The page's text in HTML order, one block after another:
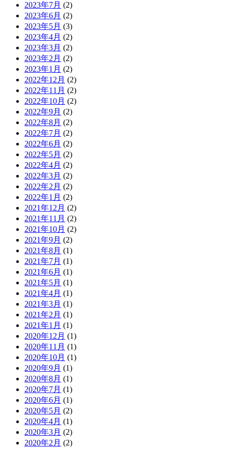
2023年7月 (2)
2023年6月 (2)
2023年5月 (3)
2023年4月 (2)
2023年3月 (2)
2023年2月 (2)
2023年1月 (2)
2022年12月 (2)
2022年11月 (2)
2022年10月 (2)
2022年9月 (2)
2022年8月 (2)
2022年7月 (2)
2022年6月 (2)
2022年5月 (2)
2022年4月 (2)
2022年3月 (2)
2022年2月 (2)
2022年1月 (2)
2021年12月 (2)
2021年11月 (2)
2021年10月 (2)
2021年9月 (2)
2021年8月 (1)
2021年7月 (1)
2021年6月 (1)
2021年5月 (1)
2021年4月 (1)
2021年3月 (1)
2021年2月 (1)
2021年1月 (1)
2020年12月 (1)
2020年11月 (1)
2020年10月 (1)
2020年9月 (1)
2020年8月 (1)
2020年7月 (1)
2020年6月 (1)
2020年5月 (2)
2020年4月 (1)
2020年3月 (2)
2020年2月 (2)